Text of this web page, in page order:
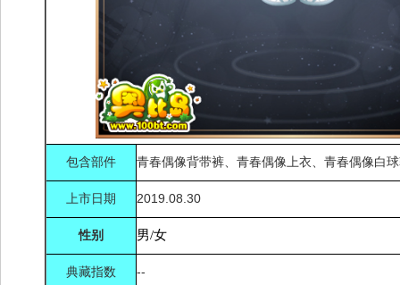
包含部件 青春偶像背带裤、青春偶像上衣、青春偶像白
上市日期 2019.08.30
性别 男/女
典藏指数 --